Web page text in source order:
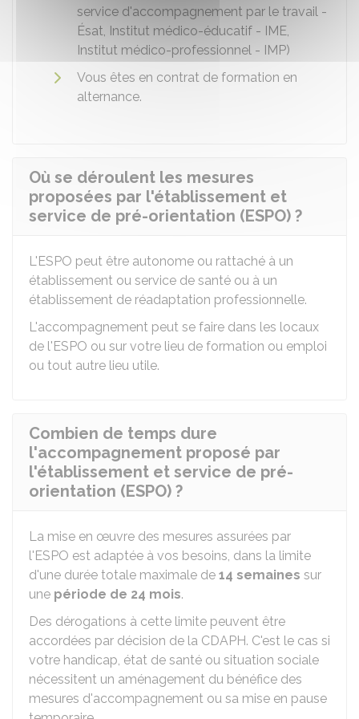
service d'accompagnement par le travail -
Ésat, Institut médico-éducatif - IME,
Institut médico-professionnel - IMP)
Vous êtes en contrat de formation en
alternance.
Où se déroulent les mesures
proposées par l'établissement et
service de pré-orientation (ESPO) ?
L'ESPO peut être autonome ou rattaché à un
établissement ou service de santé ou à un
établissement de réadaptation professionnelle.
L'accompagnement peut se faire dans les locaux
de l'ESPO ou sur votre lieu de formation ou emploi
ou tout autre lieu utile.
Combien de temps dure
l'accompagnement proposé par
l'établissement et service de pré-
orientation (ESPO) ?
La mise en œuvre des mesures assurées par
l'ESPO est adaptée à vos besoins, dans la limite
d'une durée totale maximale de 14 semaines sur
une période de 24 mois.
Des dérogations à cette limite peuvent être
accordées par décision de la CDAPH. C'est le cas si
votre handicap, état de santé ou situation sociale
nécessitent un aménagement du bénéfice des
mesures d'accompagnement ou sa mise en pause